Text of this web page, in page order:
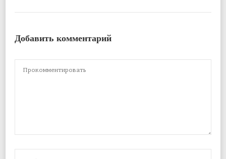
Добавить комментарий